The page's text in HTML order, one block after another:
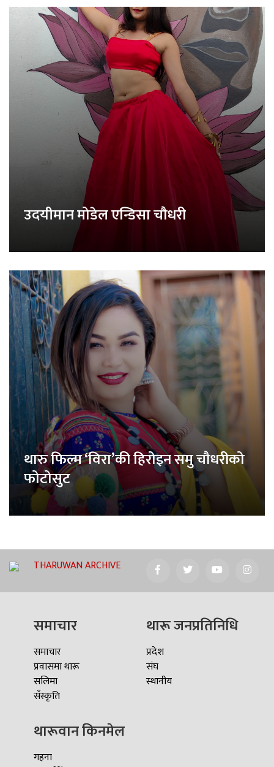
उदयीमान मोडेल एन्डिसा चौधरी
थारु फिल्म ‘विरा’की हिरोइन समु चौधरीको
फोटोसुट
THARUWAN ARCHIVE
समाचार
समाचार
प्रवासमा थारू
सलिमा
सँस्कृति
थारू जनप्रतिनिधि
प्रदेश
संघ
स्थानीय
थारूवान किनमेल
गहना